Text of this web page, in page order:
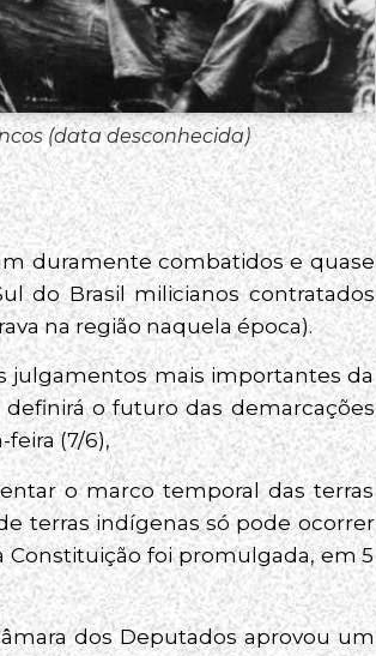
(data desconhecida)
duramente combatidos e quase
do Brasil milicianos contratados
na região naquela época).
julgamentos mais importantes da
o futuro das demarcações
(7/6),
o marco temporal das terras
terras indígenas só pode ocorrer
Constituição foi promulgada, em 5
dos Deputados aprovou um